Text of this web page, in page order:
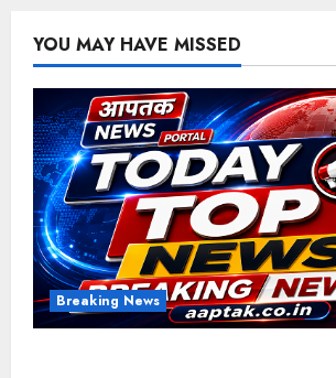
YOU MAY HAVE MISSED
Breaking News